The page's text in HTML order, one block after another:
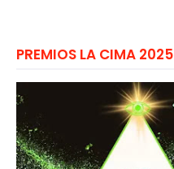
PREMIOS LA CIMA 2025